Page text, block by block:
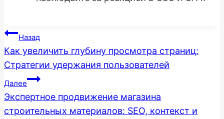
Навигация
по
записям
Назад
Как увеличить глубину просмотра страниц:
Стратегии удержания пользователей
Далее
Экспертное продвижение магазина
строительных материалов: SEO, контекст и